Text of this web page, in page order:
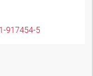
917454-5